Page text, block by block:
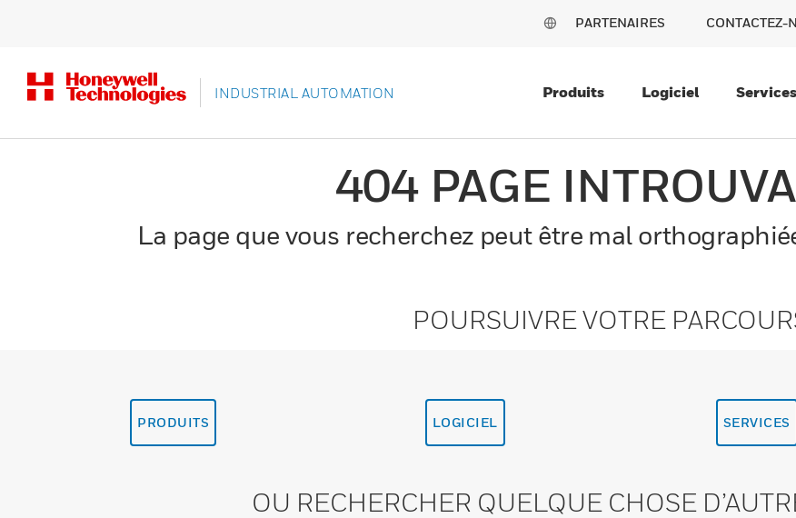
PARTENAIRES CONTACTEZ-
INDUSTRIAL AUTOMATION Produits Logiciel Services
404 PAGE
La page que vous recherchez peut être mal
POURSUIVRE VOTRE
PRODUITS LOGICIEL SERVICES
OU RECHERCHER QUELQUE CHOSE